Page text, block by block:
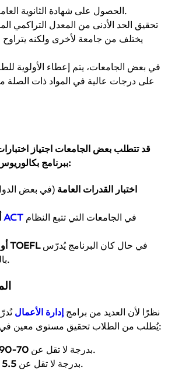
الحصول على شهادة الثانوية العامة أو ما يعادلها.
تحقيق الحد الأدنى من المعدل التراكمي
يختلف من جامعة لأخرى ولكنه يتراوح
في بعض الجامعات، يتم إعطاء الأولوية
على درجات عالية في المواد ذات الصلة
قد تتطلب بعض الجامعات اجتياز
ببرنامج، مثل:
اختبار القدرات العامة (في بعض
ACT في الجامعات التي تتبع النظام
اختبار IELTS أو TOEFLفي حال كان البرنامج يُدرّس
باللغة الإنجليزية.
نظرًا لأن العديد من برامج إدارة الأعمال
يُطلب من الطلاب تحقيق مستوى معين في اختبارات اللغة مثل:
بدرجة لا تقل عن 70-90
.
بدرجة لا تقل عن 5.5 – 6.5
.